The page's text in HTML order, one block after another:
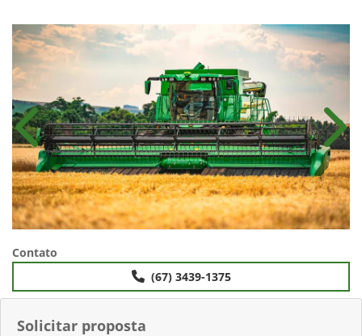
Solicitar proposta
Anterior
Contato
(67) 3439-1375